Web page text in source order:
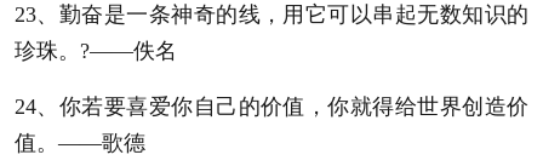
23、勤奋是一条神奇的线，用它可以串起无数知识的
珍珠。?——佚名
24、你若要喜爱你自己的价值，你就得给世界创造价
值。——歌德